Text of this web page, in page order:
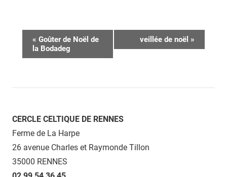
Navigation
Évènement
« Goûter de Noël de
la Bodadeg
veillée de noël »
CERCLE CELTIQUE DE RENNES
Ferme de La Harpe
26 avenue Charles et Raymonde Tillon
35000 RENNES